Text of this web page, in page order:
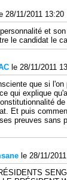
28/11/2011 13:20
et
le candidat le
le 28/11/2011
que si
qui explique
Et puis
preuves sans
le 28/11/